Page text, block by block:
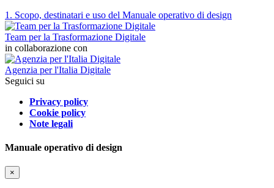
1. Scopo, destinatari e uso del Manuale operativo di design
Team per la Trasformazione Digitale
in collaborazione con
Agenzia per l'Italia Digitale
Seguici su
Privacy policy
Cookie policy
Note legali
Manuale operativo di design
×